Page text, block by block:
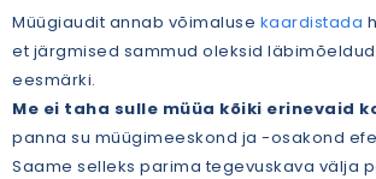
Müügiaudit annab võimaluse kaardistada
et järgmised sammud oleksid
eesmärki.
Me ei taha sulle müüa kõiki erinevaid
panna su müügimeeskond ja -osakond
Saame selleks parima tegevuskava välja